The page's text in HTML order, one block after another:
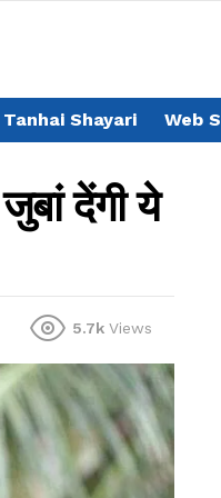
Tanhai Shayari Web
देंगी ये
5.7k Views